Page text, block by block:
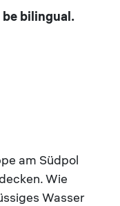
be bilingual.
am Südpol
Wie
Wasser